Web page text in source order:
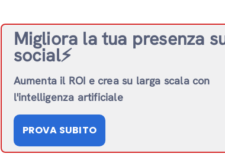
Migliora la tua presenza
social⚡️
Aumenta il ROI e crea su larga scala con
l'intelligenza artificiale
PROVA SUBITO